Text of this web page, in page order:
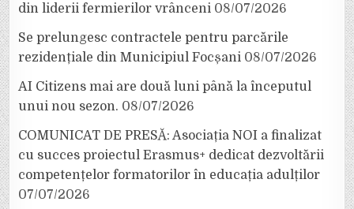
din liderii fermierilor vrânceni 08/07/2026
Se prelungesc contractele pentru parcările
rezidențiale din Municipiul Focșani 08/07/2026
AI Citizens mai are două luni până la începutul
unui nou sezon. 08/07/2026
COMUNICAT DE PRESĂ: Asociația NOI a finalizat
cu succes proiectul Erasmus+ dedicat dezvoltării
competențelor formatorilor în educația adulților
07/07/2026